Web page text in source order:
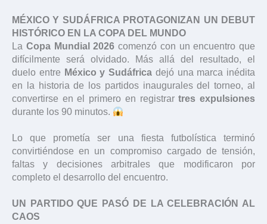
MÉXICO Y SUDÁFRICA PROTAGONIZAN UN DEBUT
HISTÓRICO EN LA COPA DEL MUNDO
La Copa Mundial 2026 comenzó con un encuentro que
difícilmente será olvidado. Más allá del resultado, el
duelo entre México y Sudáfrica dejó una marca inédita
en la historia de los partidos inaugurales del torneo, al
convertirse en el primero en registrartres expulsiones
durante los 90 minutos.
Lo que prometía ser una fiesta futbolística terminó
convirtiéndose en un compromiso cargado de tensión,
faltas y decisiones arbitrales que modificaron por
completo el desarrollo del encuentro.
UN PARTIDO QUE PASÓ DE LA CELEBRACIÓN AL
CAOS